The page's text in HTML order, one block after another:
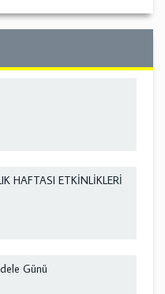
HAFTASI ETKİNLİKLERİ
Günü